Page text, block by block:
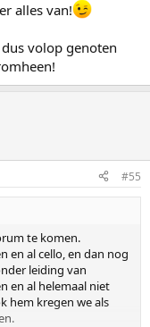
alles van!
volop genoten
#55
te komen.
en al cello, en dan nog
leiding van
en al helemaal niet
hem kregen we als